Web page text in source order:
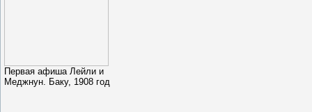
Первая афиша Лейли и
Меджнун. Баку, 1908 год